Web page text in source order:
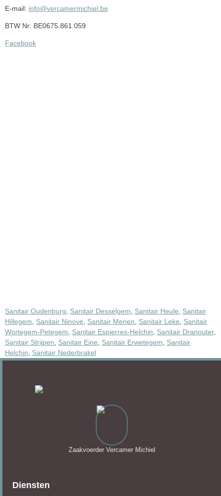
E-mail: info@vercamermichiel.be
BTW Nr: BE0675.861.059
Facebook
Sanitair Oudenburg Sanitair Desselgem Sanitair Heule
Sanitair
Hillegem
Sanitair Ninove Sanitair Menen Sanitair Leke
Sanitair
Wortegem-Petegem
Sanitair Espierres-Helchin Sanitair Dranouter,
Sanitair Strijpen
Sanitair Eine Sanitair Erwetegem
Sanitair
Helchin
Sanitair Nederbrakel
Zaakvoerder Vercamer Michiel
Diensten